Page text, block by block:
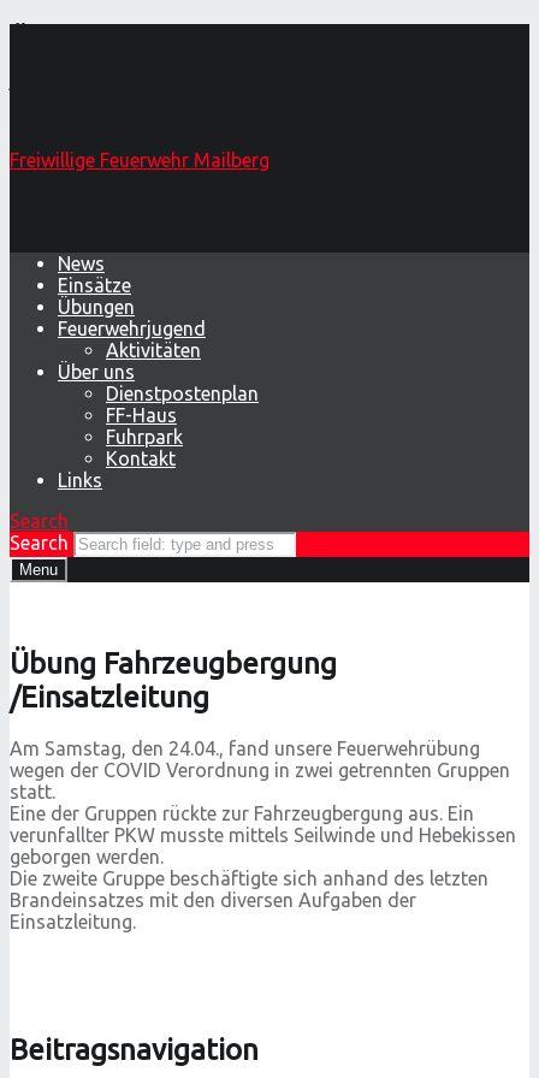
Freiwillige Feuerwehr Mailberg
News
Einsätze
Übungen
Feuerwehrjugend
Aktivitäten
Über uns
Dienstpostenplan
FF-Haus
Fuhrpark
Kontakt
Links
Search
Search
Menu
Übung Fahrzeugbergung
/Einsatzleitung
Am Samstag, den 24.04., fand unsere Feuerwehrübung
wegen der COVID Verordnung in zwei getrennten Gruppen
statt.
Eine der Gruppen rückte zur Fahrzeugbergung aus. Ein
verunfallter PKW musste mittels Seilwinde und Hebekissen
geborgen werden.
Die zweite Gruppe beschäftigte sich anhand des letzten
Brandeinsatzes mit den diversen Aufgaben der
Einsatzleitung.
Beitragsnavigation